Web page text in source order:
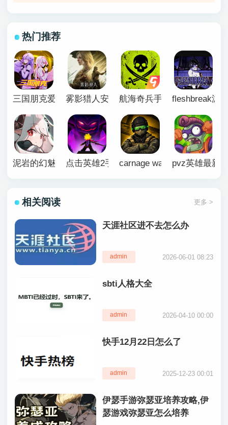
热门推荐
三国朋克爱与破坏之神官方版
雾影猎人安卓移植版航海奇兵手游正版fleshbreak游
泥岩的幻魅寂途手机版点击英雄2手机版carnage wars英文版pvz英雄最新
相关阅读 更多 >
天涯社区进不去怎么办
admin 2026-06-01 08:23
sbti人格大全
admin 2026-04-10 00:00
快手12月22日怎么了
admin 2025-12-23 00:01
伊瑟手游弥瑟亚培养攻略,伊
瑟游戏弥瑟亚怎么培养